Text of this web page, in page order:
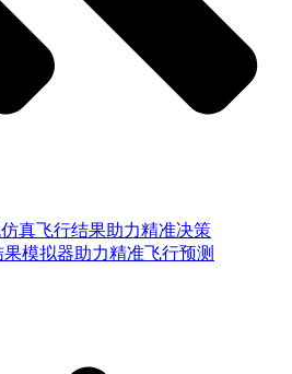
真飞行结果助力精准决策
模拟器助力精准飞行预测